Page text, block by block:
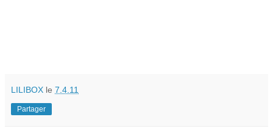
LILIBOX le 7.4.11
Partager